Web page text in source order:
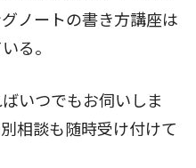
ノートの書き方講座は
る。
いつでもお伺いしま
相談も随時受け付けて